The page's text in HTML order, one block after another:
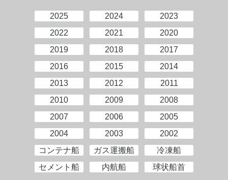
2025 2024
2023
2022
2021
2020
2019
2018
2017
2016
2015
2014
2013
2012
2011
2010
2009
2008
2007
2006
2005
2004
2003
2002
コンテナ船
ガス運搬船
冷凍船
セメント船
内航船 球状船首